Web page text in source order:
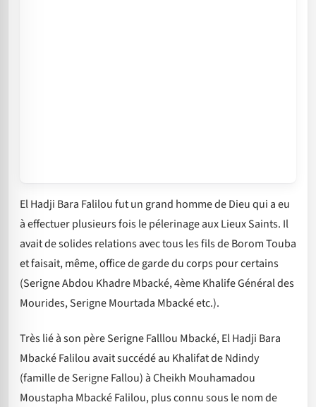
El Hadji Bara Falilou fut un grand homme de Dieu qui a eu
à effectuer plusieurs fois le pélerinage aux Lieux Saints. Il
avait de solides relations avec tous les fils de Borom Touba
et faisait, même, office de garde du corps pour certains
(Serigne Abdou Khadre Mbacké, 4ème Khalife Général des
Mourides, Serigne Mourtada Mbacké etc.).
Très lié à son père Serigne Falllou Mbacké, El Hadji Bara
Mbacké Falilou avait succédé au Khalifat de Ndindy
(famille de Serigne Fallou) à Cheikh Mouhamadou
Moustapha Mbacké Falilou, plus connu sous le nom de